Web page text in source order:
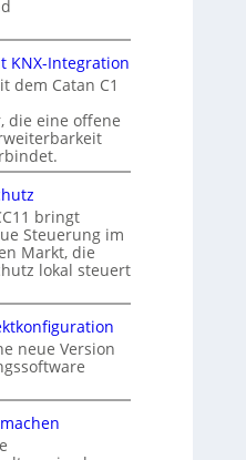
KNX-Integration
dem Catan C1
die eine offene
bringt
Steuerung im
Markt, die
lokal steuert
neue Version